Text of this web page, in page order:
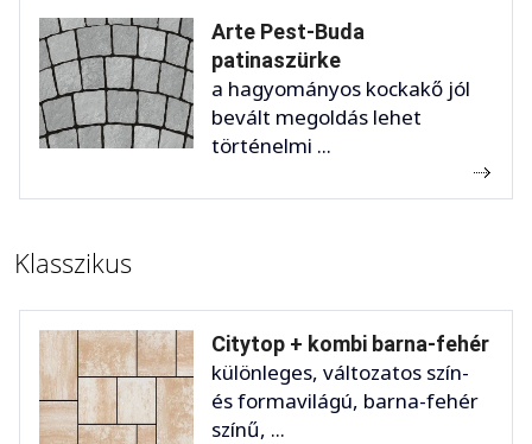
Arte Pest-Buda
patinaszürke
a hagyományos kockakő jól
bevált megoldás lehet
történelmi ...
Klasszikus
Citytop + kombi barna-fehér
különleges, változatos szín-
és formavilágú, barna-fehér
színű, ...